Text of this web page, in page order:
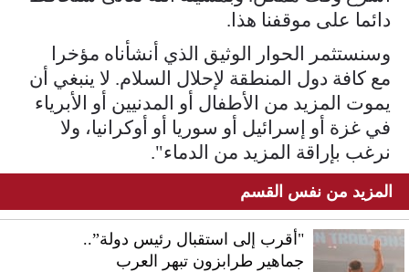
دائما على موقفنا هذا.
وسنستثمر الحوار الوثيق الذي أنشأناه مؤخرا
مع كافة دول المنطقة لإحلال السلام. لا ينبغي أن
يموت المزيد من الأطفال أو المدنيين أو الأبرياء
في غزة أو إسرائيل أو سوريا أو أوكرانيا، ولا
نرغب بإراقة المزيد من الدماء".
المزيد من نفس القسم
"أقرب إلى استقبال رئيس دولة”..
جماهير طرابزون تبهر العرب